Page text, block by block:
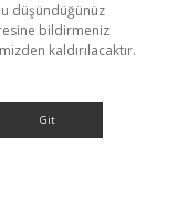
düşündüğünüz
bildirmeniz
kaldırılacaktır.